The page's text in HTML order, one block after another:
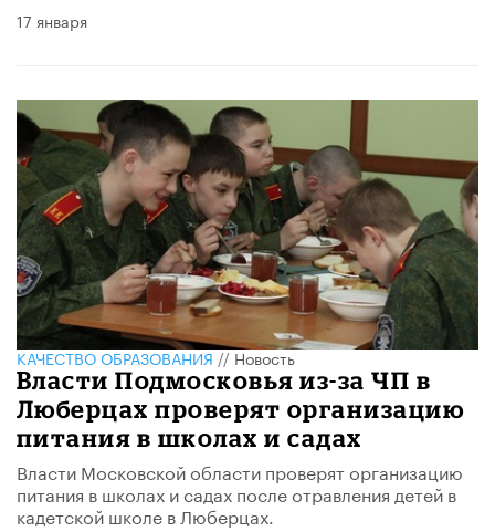
17 января
КАЧЕСТВО ОБРАЗОВАНИЯ//Новость
Власти Подмосковья из-за ЧП в
Люберцах проверят организацию
питания в школах и садах
Власти Московской области проверят организацию
питания в школах и садах после отравления детей в
кадетской школе в Люберцах.